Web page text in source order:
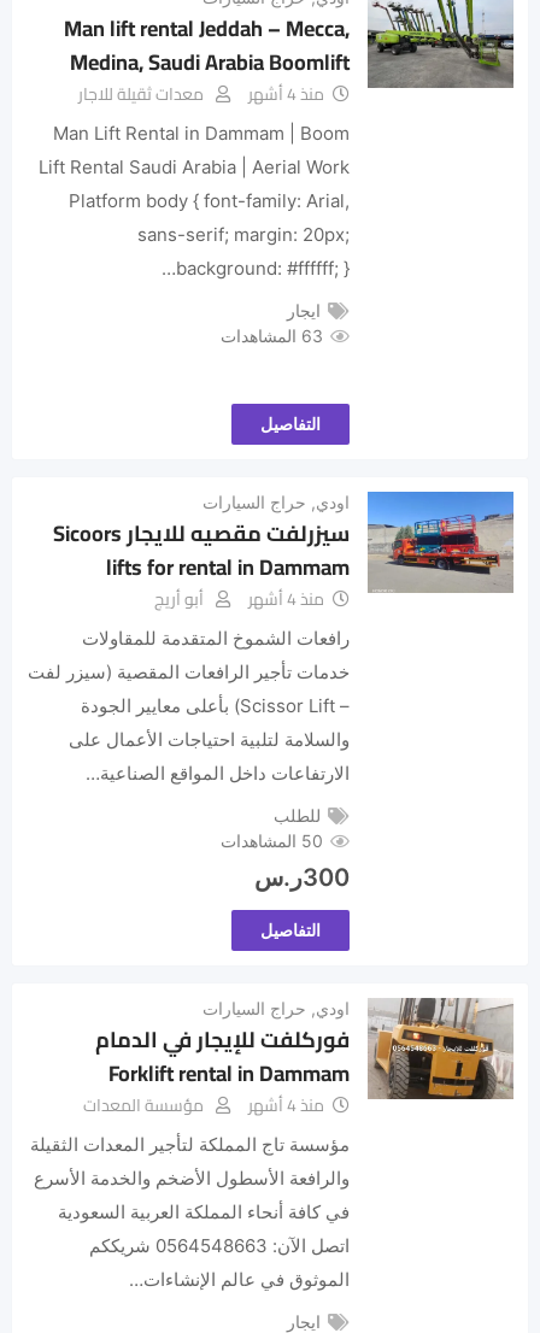
Man lift rental Jeddah – Mecca,
Medina, Saudi Arabia Boomlift
منذ 4 أشهر معدات ثقيلة للاجار
Man Lift Rental in Dammam | Boom
Lift Rental Saudi Arabia | Aerial Work
Platform body { font-family: Arial,
sans-serif; margin: 20px;
background: #ffffff; }…
ايجار
63 المشاهدات
التفاصيل
اودي, حراج السيارات
سيزرلفت مقصيه للايجار Sicoors
lifts for rental in Dammam
منذ 4 أشهر أبو أريج
رافعات الشموخ المتقدمة للمقاولات
خدمات تأجير الرافعات المقصية (سيزر لفت
– Scissor Lift) بأعلى معايير الجودة
والسلامة لتلبية احتياجات الأعمال على
الارتفاعات داخل المواقع الصناعية…
للطلب
50 المشاهدات
300ر.س
التفاصيل
اودي, حراج السيارات
فوركلفت للإيجار في الدمام
Forklift rental in Dammam
منذ 4 أشهر مؤسسة المعدات
مؤسسة تاج المملكة لتأجير المعدات الثقيلة
والرافعة الأسطول الأضخم والخدمة الأسرع
في كافة أنحاء المملكة العربية السعودية
اتصل الآن: 0564548663 شريككم
الموثوق في عالم الإنشاءات…
ايجار